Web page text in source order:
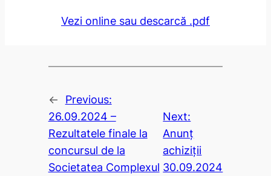
Vezi online sau descarcă .pdf
←
Previous:
26.09.2024 –
Rezultatele finale la
concursul de la
Societatea Complexul
Next:
Anunț
achiziții
30.09.2024